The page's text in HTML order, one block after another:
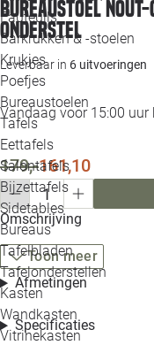
Fauteuils
Barkrukken & -stoelen
Krukjes
Poefjes
Bureaustoelen
Tafels
Eettafels
Salontafels
Bijzettafels
Sidetables
Bureaus
Tafelbladen
Tafelonderstellen
Kasten
Wandkasten
Vitrinekasten
Bureaustoel
onderstel
Leverbaar in 6 uitvoeringen
Vandaag voor 15:00
179,-161,10
Omschrijving
Toon meer
Afmetingen
Specificaties